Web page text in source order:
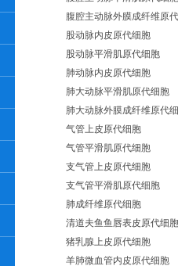
腹腔主动脉外膜成纤维原
股动脉内皮原代细胞
股动脉平滑肌原代细胞
肺动脉内皮原代细胞
肺大动脉平滑肌原代细胞
肺大动脉外膜成纤维原代
气管上皮原代细胞
气管平滑肌原代细胞
支气管上皮原代细胞
支气管平滑肌原代细胞
肺成纤维原代细胞
清道夫鱼鱼唇表皮原代细胞
猪乳腺上皮原代细胞
羊肺微血管内皮原代细胞